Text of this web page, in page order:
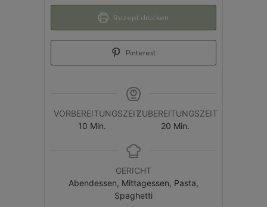
Rezept drucken
Pinterest
VORBEREITUNGSZEIT
10 Min.
ZUBEREITUNGSZEIT
20 Min.
GERICHT
Abendessen, Mittagessen, Pasta,
Spaghetti